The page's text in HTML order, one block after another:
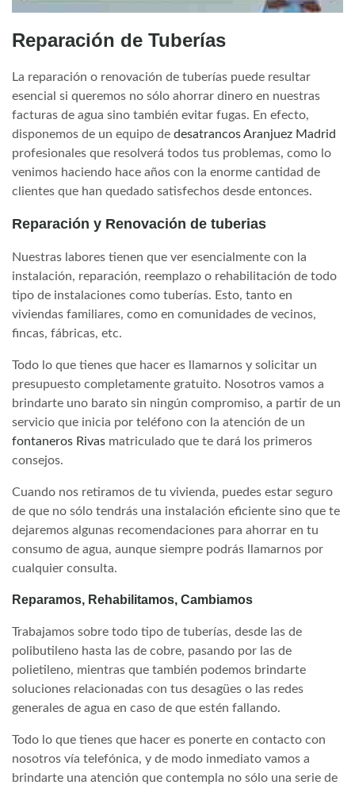
Reparación de Tuberías
La reparación o renovación de tuberías puede resultar
esencial si queremos no sólo ahorrar dinero en nuestras
facturas de agua sino también evitar fugas. En efecto,
disponemos de un equipo de desatrancos Aranjuez Madrid
profesionales que resolverá todos tus problemas, como lo
venimos haciendo hace años con la enorme cantidad de
clientes que han quedado satisfechos desde entonces.
Reparación y Renovación de tuberias
Nuestras labores tienen que ver esencialmente con la
instalación, reparación, reemplazo o rehabilitación de todo
tipo de instalaciones como tuberías. Esto, tanto en
viviendas familiares, como en comunidades de vecinos,
fincas, fábricas, etc.
Todo lo que tienes que hacer es llamarnos y solicitar un
presupuesto completamente gratuito. Nosotros vamos a
brindarte uno barato sin ningún compromiso, a partir de un
servicio que inicia por teléfono con la atención de un
fontaneros Rivas matriculado que te dará los primeros
consejos.
Cuando nos retiramos de tu vivienda, puedes estar seguro
de que no sólo tendrás una instalación eficiente sino que te
dejaremos algunas recomendaciones para ahorrar en tu
consumo de agua, aunque siempre podrás llamarnos por
cualquier consulta.
Reparamos, Rehabilitamos, Cambiamos
Trabajamos sobre todo tipo de tuberías, desde las de
polibutileno hasta las de cobre, pasando por las de
polietileno, mientras que también podemos brindarte
soluciones relacionadas con tus desagües o las redes
generales de agua en caso de que estén fallando.
Todo lo que tienes que hacer es ponerte en contacto con
nosotros vía telefónica, y de modo inmediato vamos a
brindarte una atención que contempla no sólo una serie de